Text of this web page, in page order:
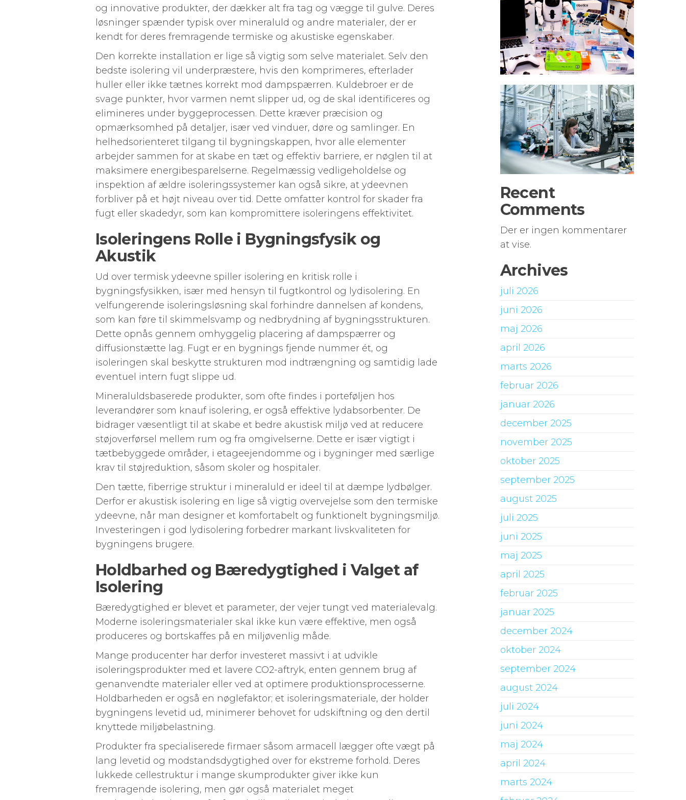
og innovative produkter, der dækker alt fra tag og vægge til gulve. Deres
løsninger spænder typisk over mineraluld og andre materialer, der er
kendt for deres fremragende termiske og akustiske egenskaber.
Den korrekte installation er lige så vigtig som selve materialet. Selv den
bedste isolering vil underpræstere, hvis den komprimeres, efterlader
huller eller ikke tætnes korrekt mod dampspærren. Kuldebroer er de
svage punkter, hvor varmen nemt slipper ud, og de skal identificeres og
elimineres under byggeprocessen. Dette kræver præcision og
opmærksomhed på detaljer, især ved vinduer, døre og samlinger. En
helhedsorienteret tilgang til bygningskappen, hvor alle elementer
arbejder sammen for at skabe en tæt og effektiv barriere, er nøglen til at
maksimere energibesparelserne. Regelmæssig vedligeholdelse og
inspektion af ældre isoleringssystemer kan også sikre, at ydeevnen
forbliver på et højt niveau over tid. Dette omfatter kontrol for skader fra
fugt eller skadedyr, som kan kompromittere isoleringens effektivitet.
Isoleringens Rolle i Bygningsfysik og
Akustik
Ud over termisk ydeevne spiller isolering en kritisk rolle i
bygningsfysikken, især med hensyn til fugtkontrol og lydisolering. En
velfungerende isoleringsløsning skal forhindre dannelsen af kondens,
som kan føre til skimmelsvamp og nedbrydning af bygningsstrukturen.
Dette opnås gennem omhyggelig placering af dampspærrer og
diffusionstætte lag. Fugt er en bygnings fjende nummer ét, og
isoleringen skal beskytte strukturen mod indtrængning og samtidig lade
eventuel intern fugt slippe ud.
Mineraluldsbaserede produkter, som ofte findes i porteføljen hos
leverandører som knauf isolering, er også effektive lydabsorbenter. De
bidrager væsentligt til at skabe et bedre akustisk miljø ved at reducere
støjoverførsel mellem rum og fra omgivelserne. Dette er især vigtigt i
tætbebyggede områder, i etageejendomme og i bygninger med særlige
krav til støjreduktion, såsom skoler og hospitaler.
Den tætte, fiberrige struktur i mineraluld er ideel til at dæmpe lydbølger.
Derfor er akustisk isolering en lige så vigtig overvejelse som den termiske
ydeevne, når man designer et komfortabelt og funktionelt bygningsmiljø.
Investeringen i god lydisolering forbedrer markant livskvaliteten for
bygningens brugere.
Holdbarhed og Bæredygtighed i Valget af
Isolering
Bæredygtighed er blevet et parameter, der vejer tungt ved materialevalg.
Moderne isoleringsmaterialer skal ikke kun være effektive, men også
produceres og bortskaffes på en miljøvenlig måde.
Mange producenter har derfor investeret massivt i at udvikle
isoleringsprodukter med et lavere CO2-aftryk, enten gennem brug af
genanvendte materialer eller ved at optimere produktionsprocesserne.
Holdbarheden er også en nøglefaktor; et isoleringsmateriale, der holder
bygningens levetid ud, minimerer behovet for udskiftning og den dertil
knyttede miljøbelastning.
Produkter fra specialiserede firmaer såsom armacell lægger ofte vægt på
lang levetid og modstandsdygtighed over for ekstreme forhold. Deres
lukkede cellestruktur i mange skumprodukter giver ikke kun
fremragende isolering, men gør også materialet meget
Recent
Comments
Der er ingen kommentarer
at vise.
Archives
juli 2026
juni 2026
maj 2026
april 2026
marts 2026
februar 2026
januar 2026
december 2025
november 2025
oktober 2025
september 2025
august 2025
juli 2025
juni 2025
maj 2025
april 2025
februar 2025
januar 2025
december 2024
oktober 2024
september 2024
august 2024
juli 2024
juni 2024
maj 2024
april 2024
marts 2024